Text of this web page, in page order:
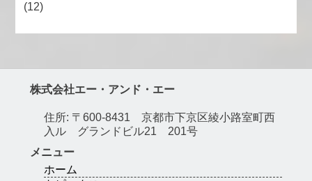
(12)
株式会社エー・アンド・エー
住所: 〒600-8431 京都市下京区綾小路室町西
入ル グランドビル21 201号
メニュー
ホーム